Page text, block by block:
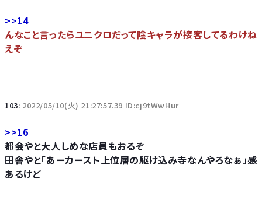
>>14
んなこと言ったらユニクロだって陰キャラが接客してるわけね
えぞ
103: 2022/05/10(火) 21:27:57.39 ID:cj9tWwHur
>>16
都会やと大人しめな店員もおるぞ
田舎やと「あーカースト上位層の駆け込み寺なんやろなぁ」感
あるけど